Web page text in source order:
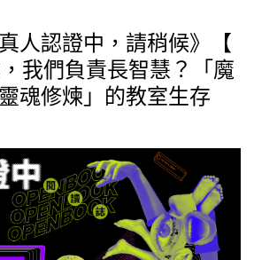
人認證中，請稍候》【
我們負責長智慧？「魔
魂修煉」的教室生存